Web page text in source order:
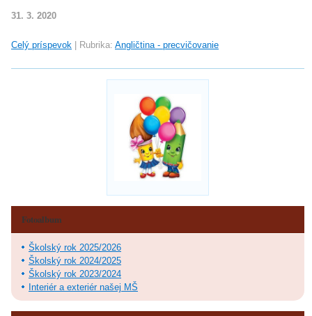
31. 3. 2020
Celý príspevok Rubrika: Angličtina - precvičovanie
Fotoalbum
Školský rok 2025/2026
Školský rok 2024/2025
Školský rok 2023/2024
Interiér a exteriér našej MŠ